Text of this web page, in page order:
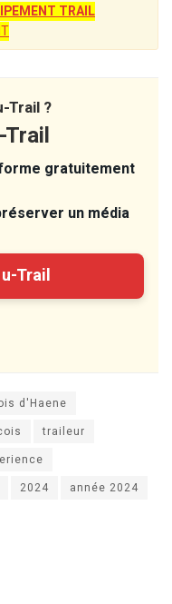
TRAIL
Trail ?
Trail
gratuitement
un média
Trail
d'Haene
traileur
2024 année 2024